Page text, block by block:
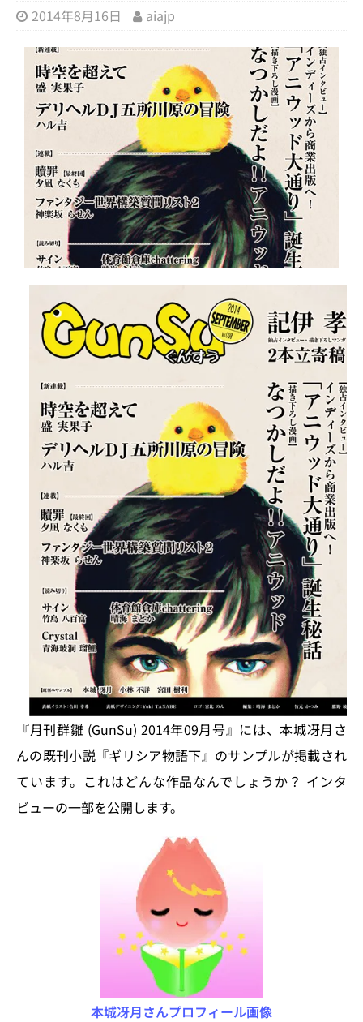
2014年8月16日 aiajp
『月刊群雛 (GunSu) 2014年09月号』には、本城冴月さ
んの既刊小説『ギリシア物語下』のサンプルが掲載され
ています。これはどんな作品なんでしょうか？ インタ
ビューの一部を公開します。
本城冴月さんプロフィール画像